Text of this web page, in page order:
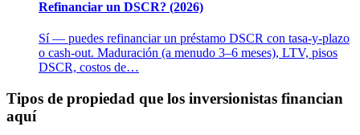
Refinanciar un DSCR? (2026)
Sí — puedes refinanciar un préstamo DSCR con tasa-y-plazo
o cash-out. Maduración (a menudo 3–6 meses), LTV, pisos
DSCR, costos de…
Tipos de propiedad que los inversionistas financian
aquí